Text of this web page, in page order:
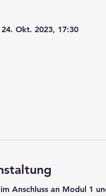
Okt. 2023, 17:30
Anschluss an Modul 1